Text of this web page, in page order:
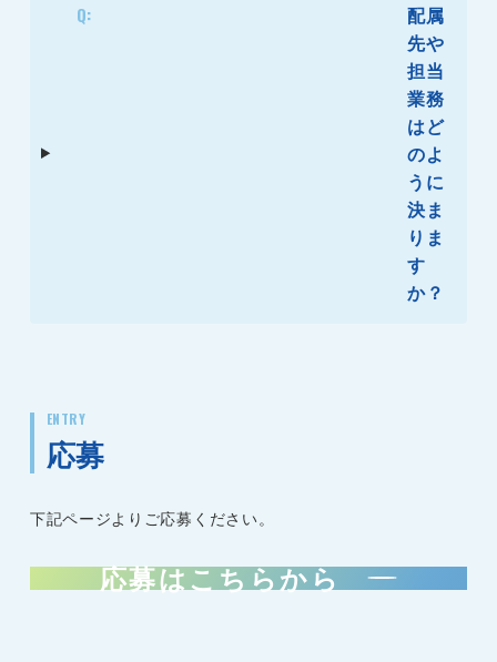
Q:
配属
先や
担当
業務
はど
のよ
うに
決ま
りま
す
か？
ENTRY
応募
下記ページよりご応募ください。
応募はこちらから